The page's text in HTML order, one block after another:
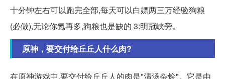
十分钟左右可以跑完全部,每天可以白嫖两三万经验狗粮
(必做),无论你氪再多,狗粮也是缺的 3:明冠峡旁。
原神，要交付给丘丘人什么肉?
在原神游戏中,要交付给丘丘人的肉是"清汤杂烩"。它是由